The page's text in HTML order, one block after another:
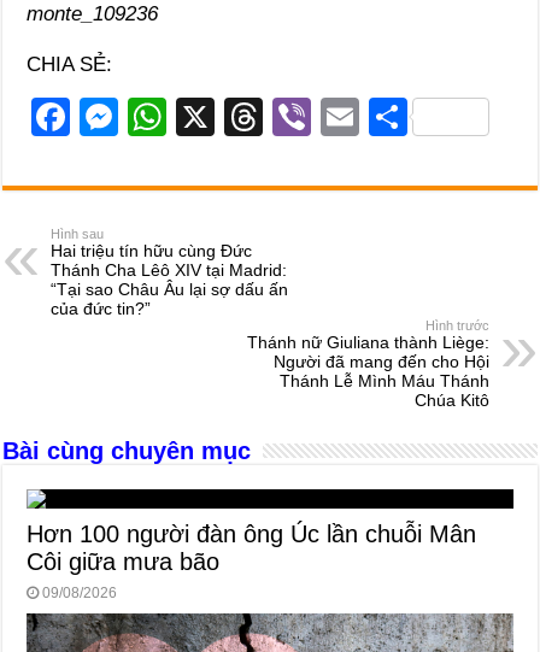
monte_109236
CHIA SẺ:
F
c
e
b
o
M
ss
n
g
W
at
A
p
X
T
e
d
s
Vi
er
E
ail
S
ar
Hình sau
Hai triệu tín hữu cùng Đức
Thánh Cha Lêô XIV tại Madrid:
“Tại sao Châu Âu lại sợ dấu ấn
của đức tin?”
Hình trước
Thánh nữ Giuliana thành Liège:
Người đã mang đến cho Hội
Thánh Lễ Mình Máu Thánh
Chúa Kitô
Bài cùng chuyên mục
Hơn 100 người đàn ông Úc lần chuỗi Mân
Côi giữa mưa bão
09/08/2026